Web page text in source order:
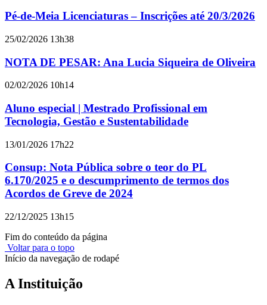
Pé-de-Meia Licenciaturas – Inscrições até 20/3/2026
25/02/2026 13h38
NOTA DE PESAR: Ana Lucia Siqueira de Oliveira
02/02/2026 10h14
Aluno especial | Mestrado Profissional em
Tecnologia, Gestão e Sustentabilidade
13/01/2026 17h22
Consup: Nota Pública sobre o teor do PL
6.170/2025 e o descumprimento de termos dos
Acordos de Greve de 2024
22/12/2025 13h15
Fim do conteúdo da página
Voltar para o topo
Início da navegação de rodapé
A Instituição